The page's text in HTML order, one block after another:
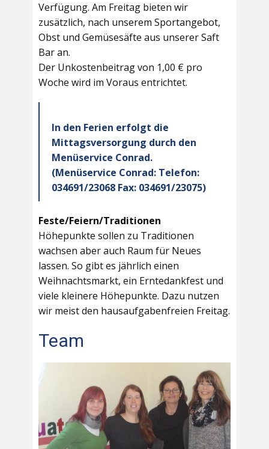
Verfügung. Am Freitag bieten wir
zusätzlich, nach unserem Sportangebot,
Obst und Gemüsesäfte aus unserer Saft
Bar an.
Der Unkostenbeitrag von 1,00 € pro
Woche wird im Voraus entrichtet.
In den Ferien erfolgt die
Mittagsversorgung durch den
Menüservice Conrad.
(Menüservice Conrad: Telefon:
034691/23068 Fax: 034691/23075)
Feste/Feiern/Traditionen
Höhepunkte sollen zu Traditionen
wachsen aber auch Raum für Neues
lassen. So gibt es jährlich einen
Weihnachtsmarkt, ein Erntedankfest und
viele kleinere Höhepunkte. Dazu nutzen
wir meist den hausaufgabenfreien Freitag.
Team